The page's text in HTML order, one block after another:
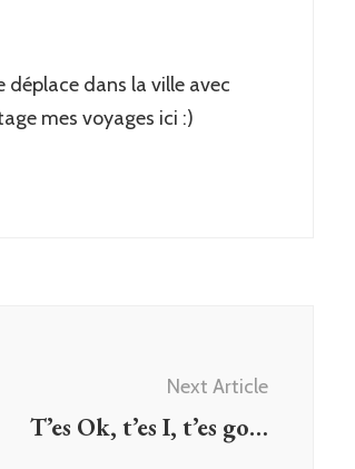
déplace dans la ville avec
mes voyages ici :)
Next Article
T’es Ok, t’es I, t’es go…